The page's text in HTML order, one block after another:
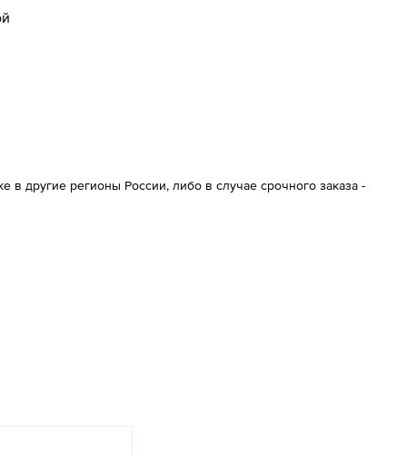
в другие регионы России, либо в случае срочного заказа -